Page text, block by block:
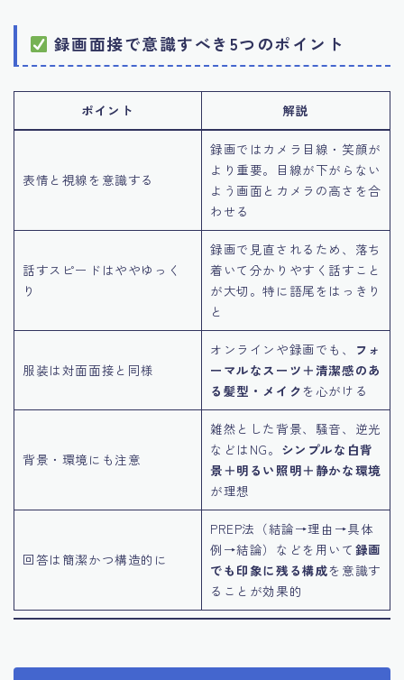
録画面接で意識すべき5つのポイント
ポイント 解説
表情と視線を意識する
録画ではカメラ目線・笑顔が
より重要。目線が下がらない
よう画面とカメラの高さを合
わせる
話すスピードはややゆっく
り
録画で見直されるため、落ち
着いて分かりやすく話すこと
が大切。特に語尾をはっきり
と
服装は対面面接と同様
オンラインや録画でも、
フォ
ーマルなスーツ＋清潔感のあ
る髪型・メイクを心がける
背景・環境にも注意
雑然とした背景、騒音、逆光
などはNG。 シンプルな白背
景＋明るい照明＋静かな環境
が理想
回答は簡潔かつ構造的に
PREP法（結論→理由→具体
例→結論）などを用いて 録画
でも印象に残る構成を意識す
ることが効果的